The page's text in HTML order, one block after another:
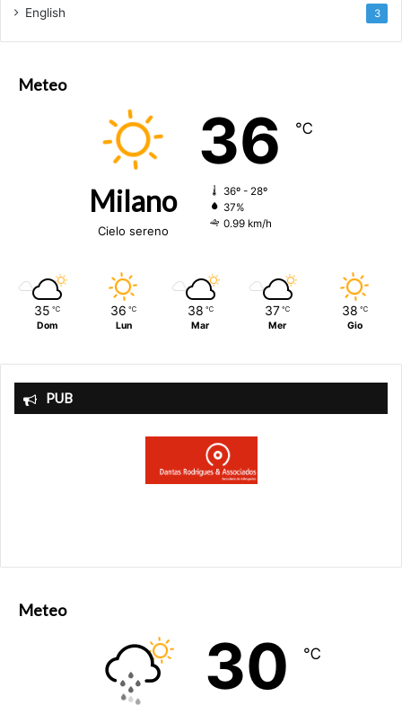
English 3
Meteo
Milano
Cielo sereno
36 ℃
36º - 28º
37%
0.99 km/h
35 ℃
Dom
36 ℃
Lun
38 ℃
Mar
37 ℃
Mer
38 ℃
Gio
PUB
Meteo
30 ℃